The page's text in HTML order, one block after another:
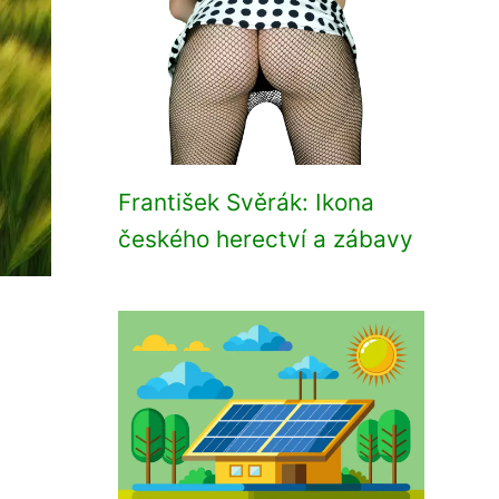
František Svěrák: Ikona
českého herectví a zábavy